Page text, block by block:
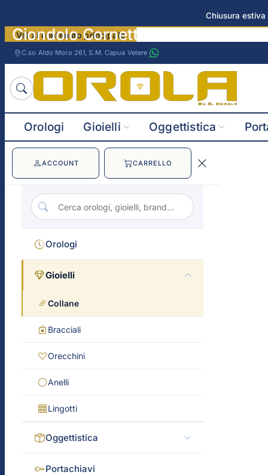
Chiusura
Vai al contenuto principale
C.so Aldo Moro 261, S.M. Capua Vetere
Orologi Gioielli Oggettistica
ACCOUNT CARRELLO
Orologi
Gioielli
Collane
Bracciali
Orecchini
Anelli
Lingotti
Oggettistica
Portachiavi
Ciondolo Cornetto della Fortuna